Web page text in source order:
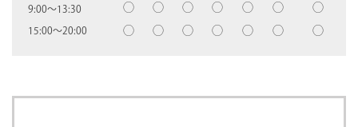
9:00〜13:30 ◯ ◯ ◯ ◯ ◯ ◯ ◯
15:00〜20:00 ◯ ◯ ◯ ◯ ◯ ◯ ◯